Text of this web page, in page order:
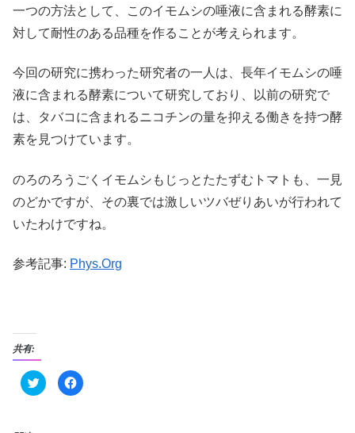
一つの方法として、このイモムシの唾液に含まれる酵素に
対して耐性のある品種を作ることが考えられます。
今回の研究に携わった研究者の一人は、長年イモムシの唾
液に含まれる酵素について研究しており、以前の研究で
は、タバコに含まれるニコチンの量を抑える働きを持つ酵
素を見つけています。
のろのろうごくイモムシもじっとたたずむトマトも、一見
のどかですが、その裏では激しいツバぜりあいが行われて
いたわけですね。
参考記事: Phys.Org
共有:
ク
リ
F
a